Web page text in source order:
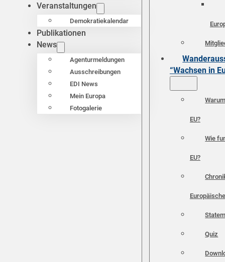
Veranstaltungen
Demokratiekalendar
Publikationen
News
Agenturmeldungen
Ausschreibungen
EDI News
Mein Europa
Fotogalerie
“Wachsen in
EU?
Wie
EU?
Quiz